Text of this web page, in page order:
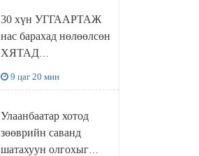
ХҮЛЭЭН АВЧ
УУЛЗЛАА
30 хүн УГГААРТАЖ
нас барахад нөлөөлсөн
ХЯТАД
худалдаж авахаар
болжээ
9 цаг 20 мин
Улаанбаатар хотод
зөөврийн саванд
шатахуун олгохыг